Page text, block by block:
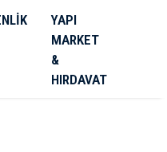
YAPI
MARKET
&
HIRDAVAT